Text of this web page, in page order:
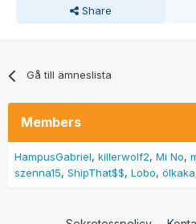
Share
Gå till ämneslista
Members
HampusGabriel killerwolf2 Mi No
szenna15 ShipThat$$ Lobo ölkaka